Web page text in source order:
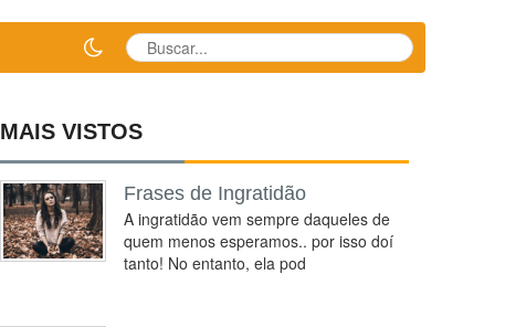
MAIS VISTOS
Frases de Ingratidão
A ingratidão vem sempre daqueles de
quem menos esperamos.. por isso doí
tanto! No entanto, ela pod